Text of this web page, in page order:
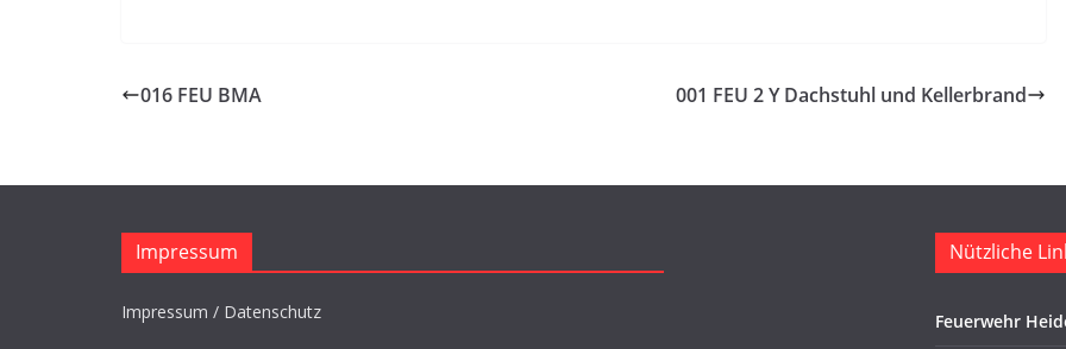
016 FEU BMA 001 FEU 2 Y Dachstuhl und Kellerbrand
Impressum
Impressum / Datenschutz
Nützliche
Feuerwehr